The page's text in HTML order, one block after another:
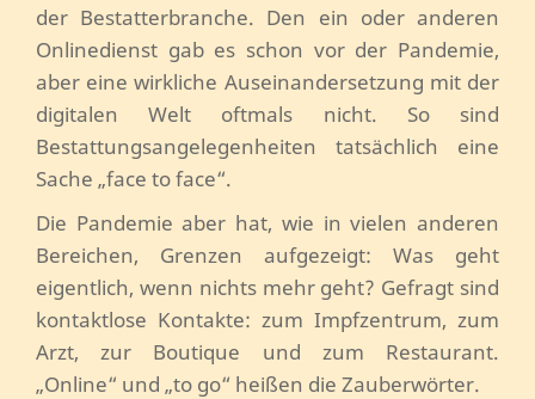
der Bestatterbranche. Den ein oder anderen
Onlinedienst gab es schon vor der Pandemie,
aber eine wirkliche Auseinandersetzung mit der
digitalen Welt oftmals nicht. So sind
Bestattungsangelegenheiten tatsächlich eine
Sache „face to face“.
Die Pandemie aber hat, wie in vielen anderen
Bereichen, Grenzen aufgezeigt: Was geht
eigentlich, wenn nichts mehr geht? Gefragt sind
kontaktlose Kontakte: zum Impfzentrum, zum
Arzt, zur Boutique und zum Restaurant.
„Online“ und „to go“ heißen die Zauberwörter.